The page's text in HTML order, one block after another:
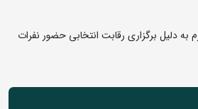
72 و 130 کیلوگرم به دلیل برگزاری رقابت انتخابی حضور نفرات